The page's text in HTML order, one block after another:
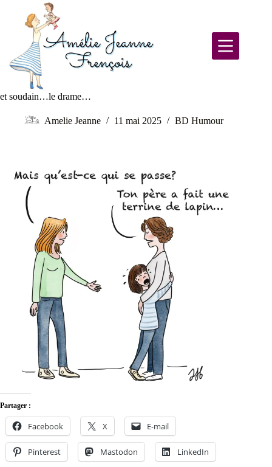
et soudain…le drame…
Amelie Jeanne 11 mai 2025 BD Humour
Partager :
Facebook X E-mail
Pinterest Mastodon LinkedIn